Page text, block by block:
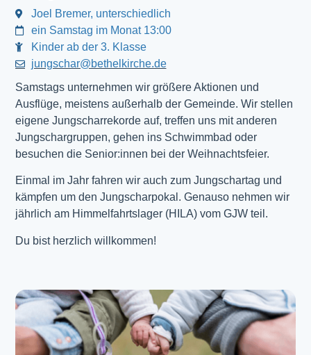
Joel Bremer, unterschiedlich
ein Samstag im Monat 13:00
Kinder ab der 3. Klasse
jungschar@bethelkirche.de
Samstags unternehmen wir größere Aktionen und
Ausflüge, meistens außerhalb der Gemeinde. Wir stellen
eigene Jungscharrekorde auf, treffen uns mit anderen
Jungschargruppen, gehen ins Schwimmbad oder
besuchen die Senior:innen bei der Weihnachtsfeier.
Einmal im Jahr fahren wir auch zum Jungschartag und
kämpfen um den Jungscharpokal. Genauso nehmen wir
jährlich am Himmelfahrtslager (HILA) vom GJW teil.
Du bist herzlich willkommen!